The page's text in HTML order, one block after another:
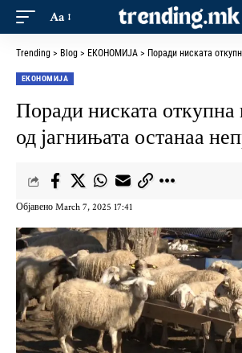
Aa
Trending > Blog > ЕКОНОМИЈА > Поради ниската откупна цена,
ЕКОНОМИЈА
Поради ниската откупна
од јагнињата останаа
Објавено March 7, 2025 17:41